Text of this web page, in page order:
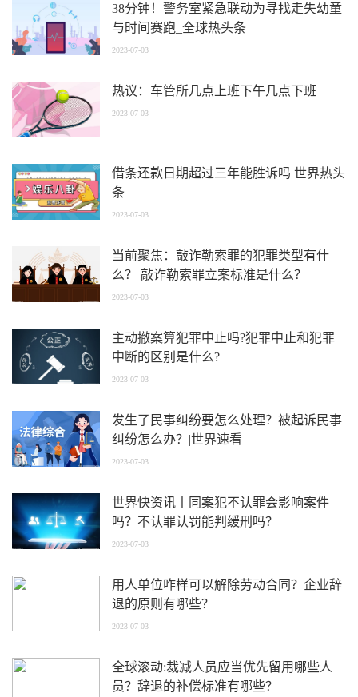
38分钟！警务室紧急联动为寻找走失幼童
与时间赛跑_全球热头条
2023-07-03
热议：车管所几点上班下午几点下班
2023-07-03
借条还款日期超过三年能胜诉吗 世界热头
条
2023-07-03
当前聚焦：敲诈勒索罪的犯罪类型有什
么？ 敲诈勒索罪立案标准是什么？
2023-07-03
主动撤案算犯罪中止吗?犯罪中止和犯罪
中断的区别是什么?
2023-07-03
发生了民事纠纷要怎么处理？被起诉民事
纠纷怎么办？|世界速看
2023-07-03
世界快资讯丨同案犯不认罪会影响案件
吗？不认罪认罚能判缓刑吗？
2023-07-03
用人单位咋样可以解除劳动合同？企业辞
退的原则有哪些？
2023-07-03
全球滚动:裁减人员应当优先留用哪些人
员？辞退的补偿标准有哪些？